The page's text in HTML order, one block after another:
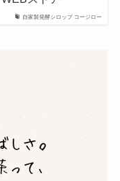
自家製発酵シロップ コージロー